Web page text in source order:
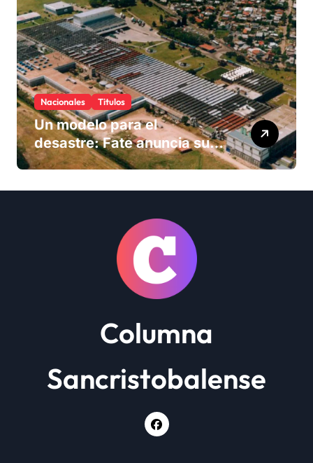
Nacionales Titulos
Un modelo para el
desastre: Fate anuncia su
cierre definitivo y despide a
Columna
Sancristobalense